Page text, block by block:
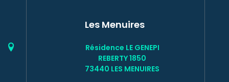
Les Menuires
Résidence LE GENEPI
REBERTY 1850
73440 LES MENUIRES